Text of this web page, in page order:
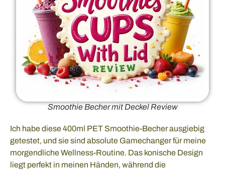
Smoothie Becher mit Deckel Review
Ich habe diese 400ml PET Smoothie-Becher ausgiebig
getestet, und sie sind absolute Gamechanger für meine
morgendliche Wellness-Routine. Das konische Design
liegt perfekt in meinen Händen, während die